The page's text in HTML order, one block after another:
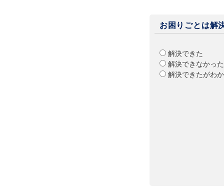
お困りごとは解
解決できた
解決できなかった
解決できたがわ